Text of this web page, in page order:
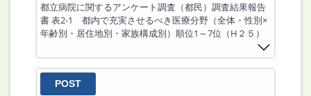
都立病院に関するアンケート調査（都民）調査結果報告
書 表2-1 都内で充実させるべき医療分野（全体・性別×
年齢別・居住地別・家族構成別）順位1～7位（H２５）
POST